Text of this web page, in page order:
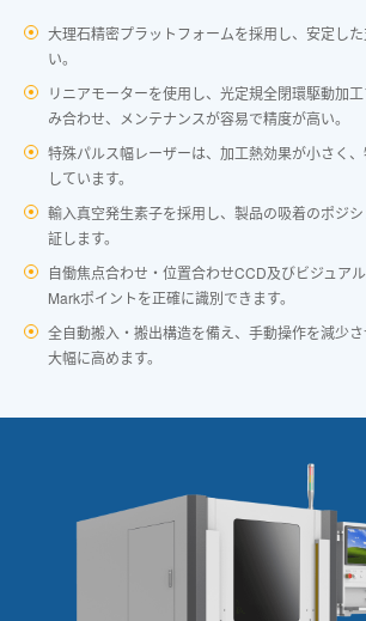
大理石精密プラットフォームを採用し、安定し
い。
リニアモーターを使用し、光定規全閉環駆動加
み合わせ、メンテナンスが容易で精度が高い。
特殊パルス幅レーザーは、加工熱効果が小さく
しています。
輸入真空発生素子を採用し、製品の吸着のポジ
証します。
自働焦点合わせ・位置合わせCCD及びビジュア
Markポイントを正確に識別できます。
全自動搬入・搬出構造を備え、手動操作を減少
大幅に高めます。